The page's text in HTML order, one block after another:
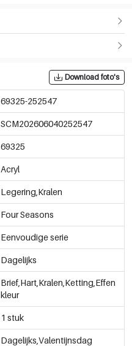
Download foto's
69325-252547
SCM202606040252547
69325
Acryl
Legering,Kralen
Four Seasons
Eenvoudige serie
Dagelijks
Brief,Hart,Kralen,Ketting,Effen
kleur
1 stuk
Dagelijks,Valentijnsdag